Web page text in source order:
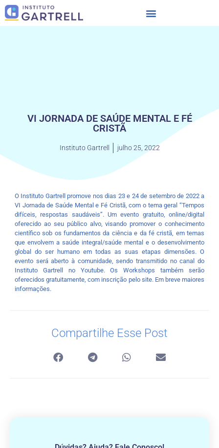
VI JORNADA DE SAÚDE MENTAL E FÉ
CRISTÃ
Instituto Gartrell julho 25, 2022
O Instituto Gartrell promove nos dias 23 e 24 de setembro de 2022 a
VI Jornada de Saúde Mental e Fé Cristã, com o tema geral “Tempos
difíceis, respostas saudáveis”. Um evento gratuito, online/digital
oferecido ao seu público alvo, visando promover o conhecimento
científico sob os fundamentos da ciência e da fé cristã, em temas
que envolvem a saúde integral/saúde mental e o desenvolvimento
global do ser humano em todas as suas etapas dimensões. O
evento será aberto à comunidade, sendo transmitido no canal do
Instituto Gartrell no Youtube. Os Workshops também serão
oferecidos gratuitamente, com inscrição pelo site. Em breve maiores
informações.
Compartilhe Esse Post